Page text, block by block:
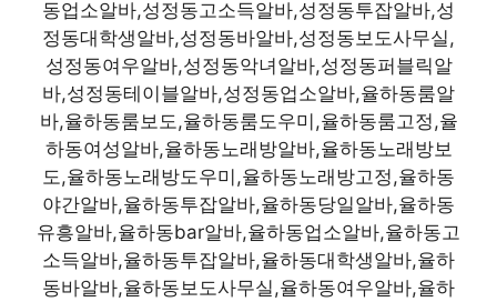
동업소알바,성정동고소득알바,성정동투잡알바,성
정동대학생알바,성정동바알바,성정동보도사무실,
성정동여우알바,성정동악녀알바,성정동퍼블릭알
바,성정동테이블알바,성정동업소알바,율하동룸알
바,율하동룸보도,율하동룸도우미,율하동룸고정,율
하동여성알바,율하동노래방알바,율하동노래방보
도,율하동노래방도우미,율하동노래방고정,율하동
야간알바,율하동투잡알바,율하동당일알바,율하동
유흥알바,율하동bar알바,율하동업소알바,율하동고
소득알바,율하동투잡알바,율하동대학생알바,율하
동바알바,율하동보도사무실,율하동여우알바,율하